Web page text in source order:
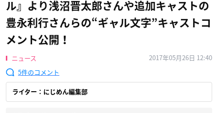
ル』より浅沼晋太郎さんや追加キャストの
豊永利行さんらの“ギャル文字”キャストコ
メント公開！
ニュース
2017年05月26日 12:40
5
ライター：にじめん編集部